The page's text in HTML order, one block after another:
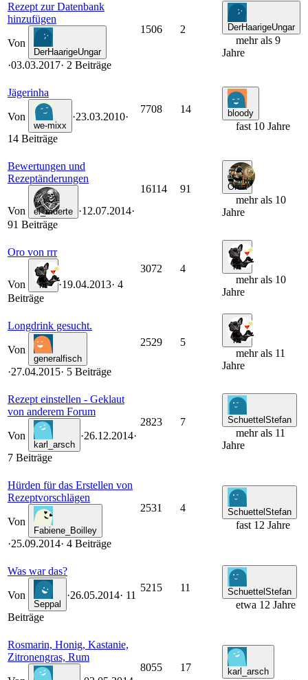
Rezept zur Datenbank
hinzufügen
Von
DerHaarigeUngar
·03.03.2017· 2 Beiträge
1506 2 DerHaarigeUngar
mehr als 9
Jahre
Jägerinha
Von
we-mixx
·23.03.2010·
14 Beiträge
7708 14 bloody
fast 10 Jahre
Bewertungen und
Rezeptänderungen
Von el_muerte ·12.07.2014·
91 Beiträge
16114 91 Orca
mehr als 10
Jahre
Oro von rrr
Von rrr ·19.04.2013· 4
Beiträge
3072 4 rrr
mehr als 10
Jahre
Longdrink gesucht.
Von
generalfisch
·27.04.2015· 5 Beiträge
2529 5 rrr
mehr als 11
Jahre
Rezept einstellen - Geklaut
von anderem Forum
Von
karl_arsch
·26.12.2014·
7 Beiträge
2823 7 SchuettelStefan
mehr als 11
Jahre
Hürden für das Erstellen von
Rezeptvorschlägen
Von
Fabiene_Boilley
·25.09.2014· 4 Beiträge
2531 4 SchuettelStefan
fast 12 Jahre
Was war das?
Von
Seppal
·26.05.2014· 11
Beiträge
5215 11 SchuettelStefan
etwa 12 Jahre
Rosmarin, Honig, Kastanie,
Zitronengras, Rum
8055 17 karl_arsch